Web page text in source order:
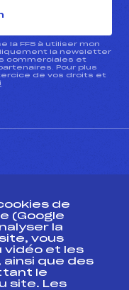
la FFS à utiliser mon
la newsletter
commerciales et
Pour plus
de vos droits et
de
(Google
la
vous
vidéo et les
que des
le
site. Les